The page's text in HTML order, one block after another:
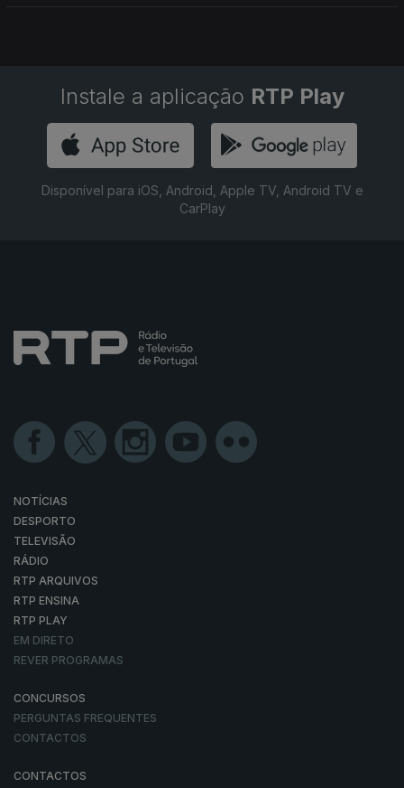
Instale a aplicação RTP Play
Disponível para iOS, Android, Apple TV, Android TV e
CarPlay
NOTÍCIAS
DESPORTO
TELEVISÃO
RÁDIO
RTP ARQUIVOS
RTP ENSINA
RTP PLAY
EM DIRETO
REVER PROGRAMAS
CONCURSOS
PERGUNTAS FREQUENTES
CONTACTOS
CONTACTOS